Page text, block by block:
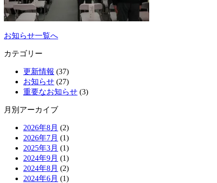
お知らせ一覧へ
カテゴリー
更新情報 (37)
お知らせ (27)
重要なお知らせ (3)
月別アーカイブ
2026年8月 (2)
2026年7月 (1)
2025年3月 (1)
2024年9月 (1)
2024年8月 (2)
2024年6月 (1)